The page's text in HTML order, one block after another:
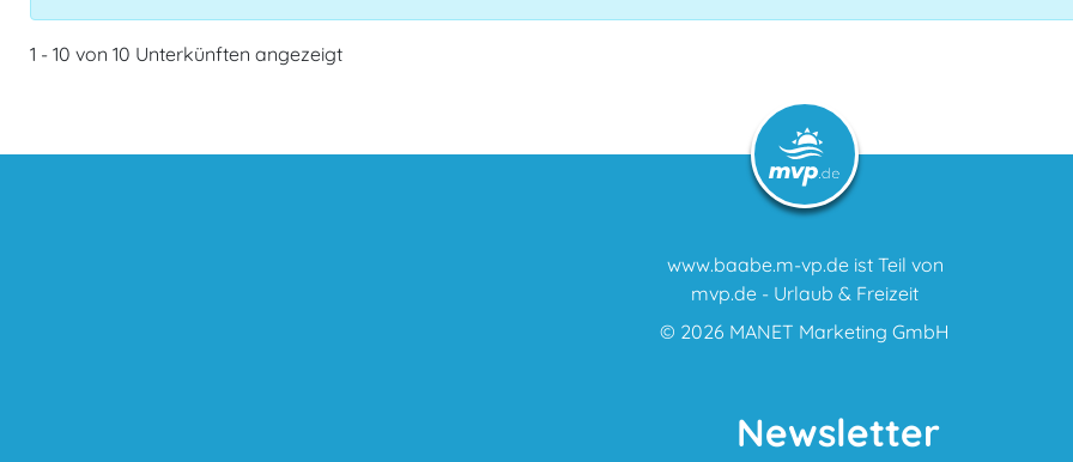
1 - 10 von 10 Unterkünften angezeigt
www.baabe.m-vp.de ist Teil von
mvp.de - Urlaub & Freizeit
© 2026 MANET Marketing GmbH
Newsletter